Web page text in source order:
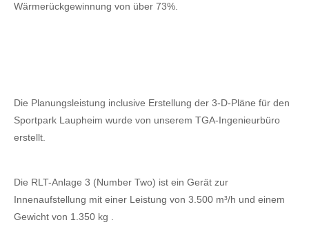
Wärmerückgewinnung von über 73%.
Die Planungsleistung inclusive Erstellung der 3-D-Pläne für den
Sportpark Laupheim wurde von unserem TGA-Ingenieurbüro
erstellt.
Die RLT-Anlage 3 (Number Two) ist ein Gerät zur
Innenaufstellung mit einer Leistung von 3.500 m³/h und einem
Gewicht von 1.350 kg .